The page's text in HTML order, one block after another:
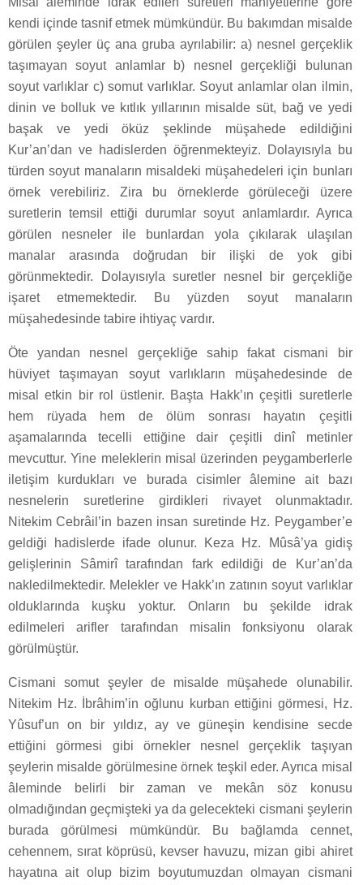
kendi içinde tasnif etmek mümkündür. Bu bakımdan misalde
görülen şeyler üç ana gruba ayrılabilir: a) nesnel gerçeklik
taşımayan soyut anlamlar b) nesnel gerçekliği bulunan
soyut varlıklar c) somut varlıklar. Soyut anlamlar olan ilmin,
dinin ve bolluk ve kıtlık yıllarının misalde süt, bağ ve yedi
başak ve yedi öküz şeklinde müşahede edildiğini
Kur’an’dan ve hadislerden öğrenmekteyiz. Dolayısıyla bu
türden soyut manaların misaldeki müşahedeleri için bunları
örnek verebiliriz. Zira bu örneklerde görüleceği üzere
suretlerin temsil ettiği durumlar soyut anlamlardır. Ayrıca
görülen nesneler ile bunlardan yola çıkılarak ulaşılan
manalar arasında doğrudan bir ilişki de yok gibi
görünmektedir. Dolayısıyla suretler nesnel bir gerçekliğe
işaret etmemektedir. Bu yüzden soyut manaların
müşahedesinde tabire ihtiyaç vardır.
Öte yandan nesnel gerçekliğe sahip fakat cismani bir
hüviyet taşımayan soyut varlıkların müşahedesinde de
misal etkin bir rol üstlenir. Başta Hakk’ın çeşitli suretlerle
hem rüyada hem de ölüm sonrası hayatın çeşitli
aşamalarında tecelli ettiğine dair çeşitli dinî metinler
mevcuttur. Yine meleklerin misal üzerinden peygamberlerle
iletişim kurdukları ve burada cisimler âlemine ait bazı
nesnelerin suretlerine girdikleri rivayet olunmaktadır.
Nitekim Cebrâil’in bazen insan suretinde Hz. Peygamber’e
geldiği hadislerde ifade olunur. Keza Hz. Mûsâ’ya gidiş
gelişlerinin Sâmirî tarafından fark edildiği de Kur’an’da
nakledilmektedir. Melekler ve Hakk’ın zatının soyut varlıklar
olduklarında kuşku yoktur. Onların bu şekilde idrak
edilmeleri arifler tarafından misalin fonksiyonu olarak
görülmüştür.
Cismani somut şeyler de misalde müşahede olunabilir.
Nitekim Hz. İbrâhim’in oğlunu kurban ettiğini görmesi, Hz.
Yûsuf’un on bir yıldız, ay ve güneşin kendisine secde
ettiğini görmesi gibi örnekler nesnel gerçeklik taşıyan
şeylerin misalde görülmesine örnek teşkil eder. Ayrıca misal
âleminde belirli bir zaman ve mekân söz konusu
olmadığından geçmişteki ya da gelecekteki cismani şeylerin
burada görülmesi mümkündür. Bu bağlamda cennet,
cehennem, sırat köprüsü, kevser havuzu, mizan gibi ahiret
hayatına ait olup bizim boyutumuzdan olmayan cismani